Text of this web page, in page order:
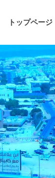
トップページ